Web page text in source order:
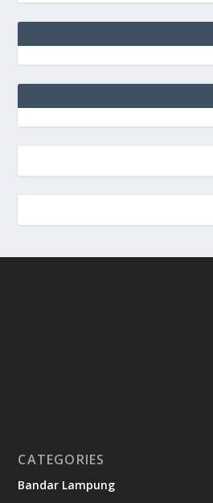
CATEGORIES
Bandar Lampung